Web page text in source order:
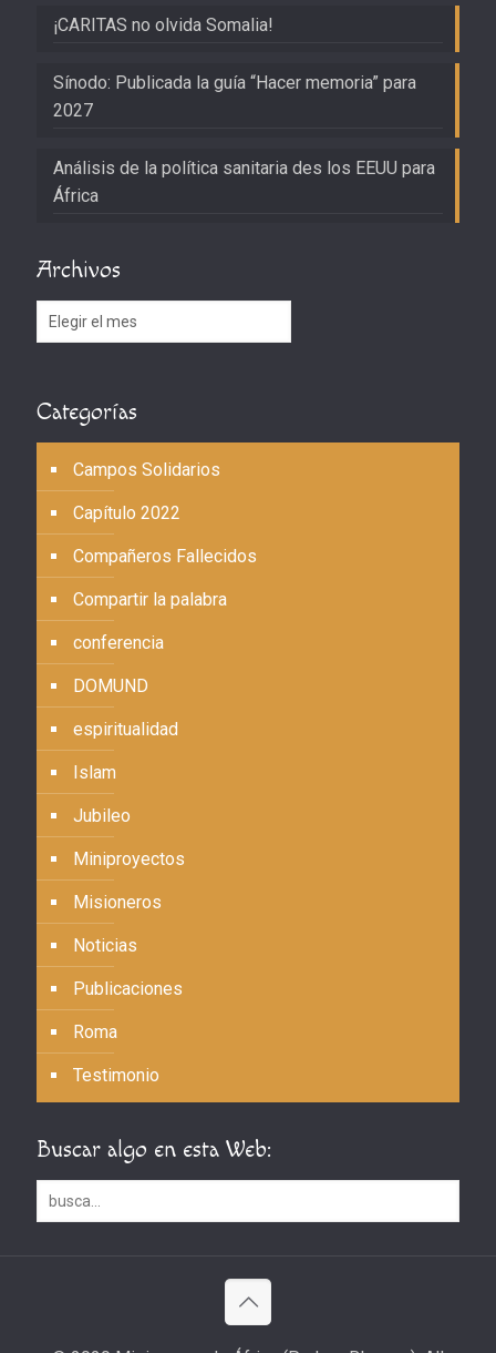
¡CARITAS no olvida Somalia!
Sínodo: Publicada la guía “Hacer memoria” para
2027
Análisis de la política sanitaria des los EEUU para
África
Archivos
Archivos
Categorías
Campos Solidarios
Capítulo 2022
Compañeros Fallecidos
Compartir la palabra
conferencia
DOMUND
espiritualidad
Islam
Jubileo
Miniproyectos
Misioneros
Noticias
Publicaciones
Roma
Testimonio
Buscar algo en esta Web: